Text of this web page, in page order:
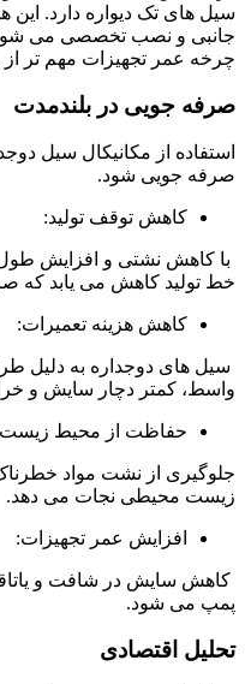
سیل های تک دیواره دارد. این
جانبی و نصب تخصصی می شود.
چرخه عمر تجهیزات مهم تر از
صرفه جویی در بلندمدت
استفاده از مکانیکال سیل
صرفه جویی شود.
کاهش توقف تولید:
با کاهش نشتی و افزایش
خط تولید کاهش می یابد که
کاهش هزینه تعمیرات:
سیل های دوجداره به دلیل
واسط، کمتر دچار سایش و
حفاظت از محیط
جلوگیری از نشت مواد
زیست محیطی نجات می دهد.
افزایش عمر تجهیزات:
کاهش سایش در شافت و
پمپ می شود.
تحلیل اقتصادی